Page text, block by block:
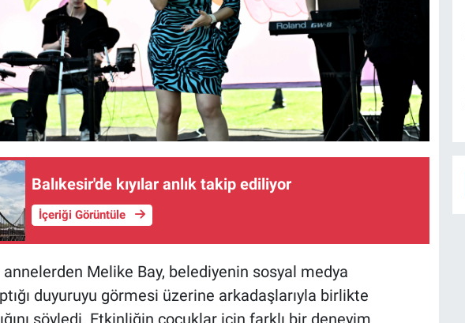
Balıkesir'de kıyılar anlık takip ediliyor
İçeriği Görüntüle
Melike Bay, belediyenin sosyal medya
duyuruyu görmesi üzerine arkadaşlarıyla birlikte
söyledi. Etkinliğin çocuklar için farklı bir deneyim